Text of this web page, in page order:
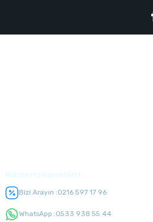
Bizi Arayın :0216 597 17 96
WhatsApp :0533 938 55 44